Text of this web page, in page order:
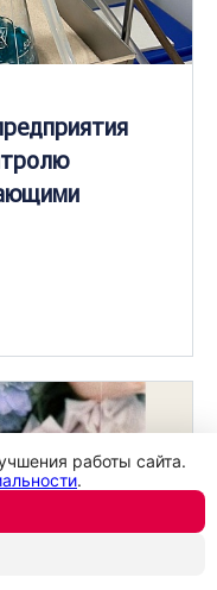
работы сайта.
.